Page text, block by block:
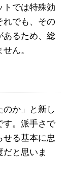
トでは特殊効
れでも、その
あるため、総
ん。
のか」と新し
す。派手さで
せる基本に忠
と思いま